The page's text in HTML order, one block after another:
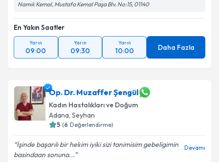
Namık Kemal, Mustafa Kemal Paşa Blv. No:15, 01140
En Yakın Saatler
Yarın
09:00
Yarın
09:30
Yarın
10:00 Daha Fazla
Op. Dr. Muzaffer Şengül
Kadın Hastalıkları ve Doğum
Adana, Seyhan
5 (6 Değerlendirme)
İşinde başarılı bir hekim iyiki sizi tanimisim gebeligimin
basindaan sonuna...
Devamı